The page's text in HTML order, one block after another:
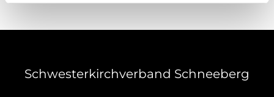
Schwesterkirchverband Schneeberg